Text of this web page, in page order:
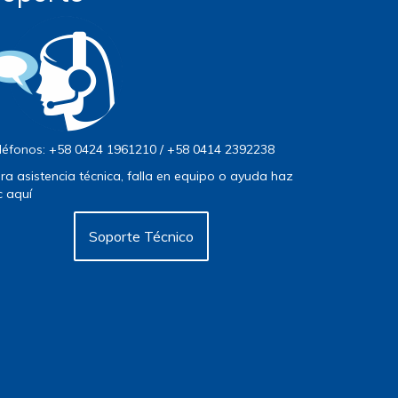
+58 0424 1961210 / +58 0414 2392238
asistencia técnica, falla en equipo o ayuda haz
aquí
Soporte Técnico